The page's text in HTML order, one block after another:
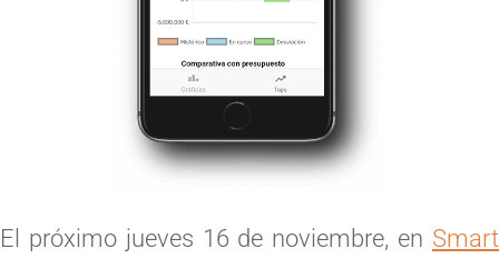
El próximo jueves 16 de noviembre, en Smart